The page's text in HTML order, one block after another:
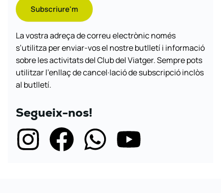
Subscriure'm
La vostra adreça de correu electrònic només
s’utilitza per enviar-vos el nostre butlletí i informació
sobre les activitats del Club del Viatger. Sempre pots
utilitzar l’enllaç de cancel·lació de subscripció inclòs
al butlletí.
Segueix-nos!